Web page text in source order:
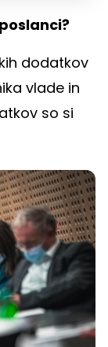
dodatkov
vlade in
so si